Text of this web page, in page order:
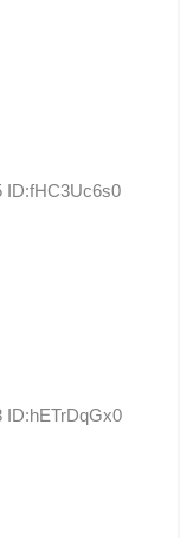
ID:fHC3Uc6s0
ID:hETrDqGx0